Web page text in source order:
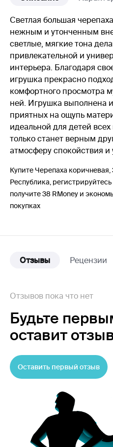
Светлая большая
нежным и утонченным
светлые, мягкие тона
привлекательной и
интерьера. Благодаря
игрушка прекрасно
комфортного просмотра
ней. Игрушка выполнена
приятных на ощупь
идеальной для детей
только станет верным
атмосферу спокойствия и
Купите Черепаха коричневая,
Республика,
получите 38 RMoney и
покупках
Отзывы Рецензии
Отзывов пока что нет
Будьте
оставит
Оставить первый отзыв